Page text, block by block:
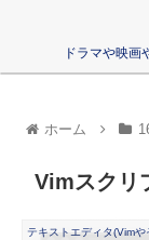
ドラマや映画
ホーム
Vimスクリ
テキストエディタ(Vimや